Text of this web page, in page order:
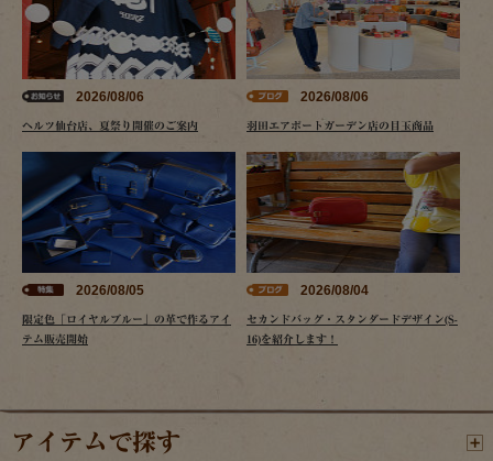
2026/08/06
ヘルツ仙台店、夏祭り開催のご案内
2026/08/06
羽田エアポートガーデン店の目玉商品
2026/08/05
限定色「ロイヤルブルー」の革で作るアイ
テム販売開始
2026/08/04
セカンドバッグ・スタンダードデザイン(S-
16)を紹介します！
アイテムで探す